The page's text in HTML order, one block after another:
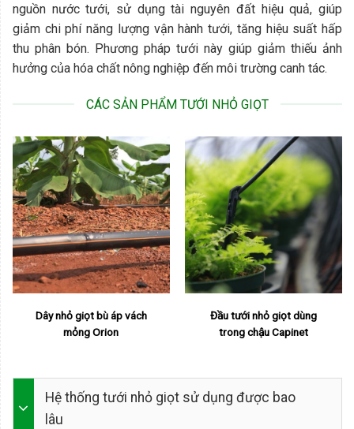
nguồn nước tưới, sử dụng tài nguyên đất hiệu quả, giúp
giảm chi phí năng lượng vận hành tưới, tăng hiệu suất hấp
thu phân bón. Phương pháp tưới này giúp giảm thiếu ảnh
hưởng của hóa chất nông nghiệp đến môi trường canh tác.
CÁC SẢN PHẨM TƯỚI NHỎ GIỌT
Dây nhỏ giọt bù áp vách
mỏng Orion
Đầu tưới nhỏ giọt dùng
trong chậu Capinet
Hệ thống tưới nhỏ giọt sử dụng được bao
lâu